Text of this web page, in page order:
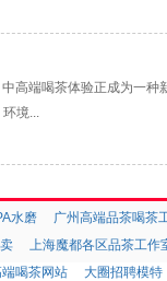
高端喝茶体验正成为一
境...
水磨
广州高端品茶喝茶
上海魔都各区品茶工作
喝茶网站
大圈招聘模特